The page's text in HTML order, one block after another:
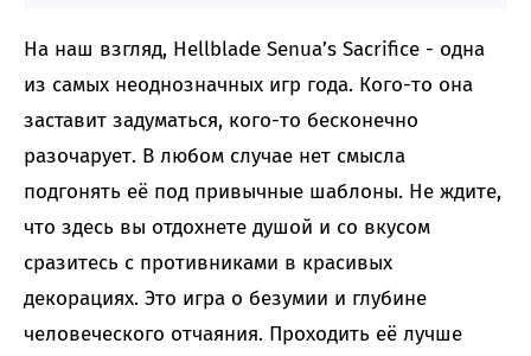
На наш взгляд, Hellblade Senua’s Sacrifice - одна
из самых неоднозначных игр года. Кого-то она
заставит задуматься, кого-то бесконечно
разочарует. В любом случае нет смысла
подгонять её под привычные шаблоны. Не ждите,
что здесь вы отдохнете душой и со вкусом
сразитесь с противниками в красивых
декорациях. Это игра о безумии и глубине
человеческого отчаяния. Проходить её лучше